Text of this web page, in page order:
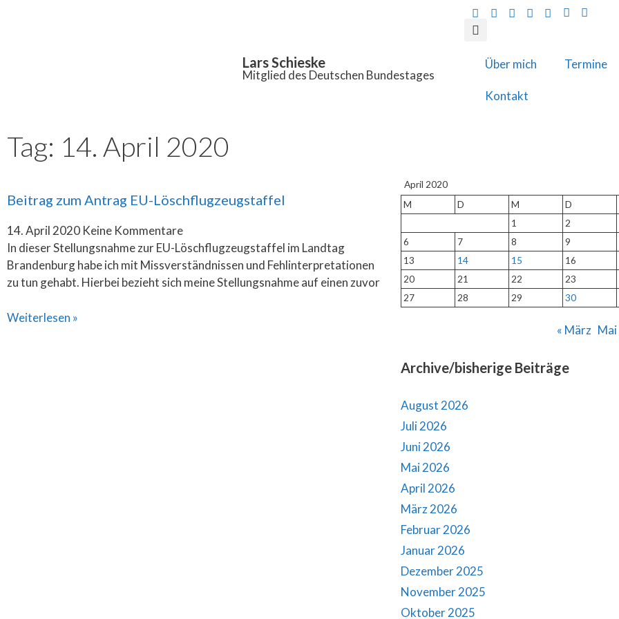
Lars Schieske
Mitglied des Deutschen Bundestages
Über mich Termine
Kontakt
Tag: 14. April 2020
Beitrag zum Antrag EU-Löschflugzeugstaffel
14. April 2020 Keine Kommentare
In dieser Stellungsnahme zur EU-Löschflugzeugstaffel im Landtag
Brandenburg habe ich mit Missverständnissen und Fehlinterpretationen
zu tun gehabt. Hierbei bezieht sich meine Stellungsnahme auf einen zuvor
Weiterlesen »
April 2020
M
D M
D
1
2
6
7 8
9
13
14 15
16
20
21 22
23
27
28 29 30
« März Mai
Archive/bisherige Beiträge
August 2026
Juli 2026
Juni 2026
Mai 2026
April 2026
März 2026
Februar 2026
Januar 2026
Dezember 2025
November 2025
Oktober 2025